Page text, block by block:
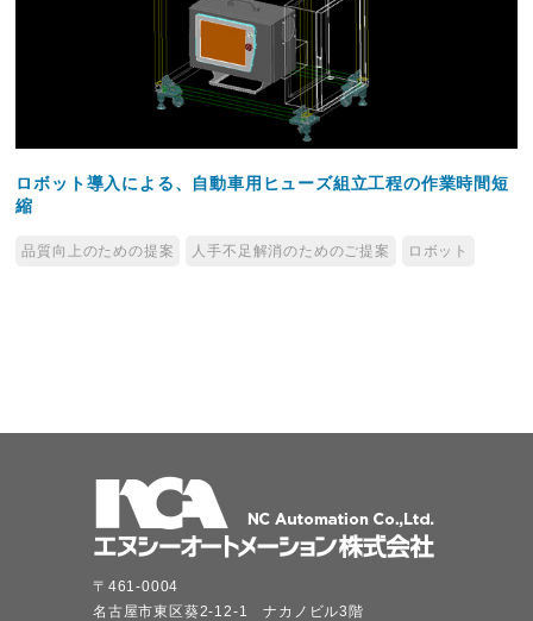
ロボット導入による、自動車用ヒューズ組立工程の作業時間短
縮
品質向上のための提案 人手不足解消のためのご提案 ロボット
〒461-0004
名古屋市東区葵2-12-1 ナカノビル3階